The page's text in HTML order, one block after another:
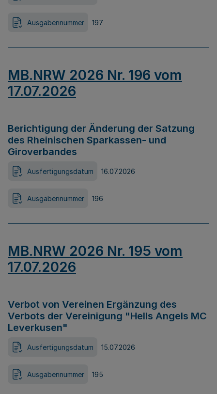
Ausgabennummer 197
MB.NRW 2026 Nr. 196 vom
17.07.2026
Berichtigung der Änderung der Satzung
des Rheinischen Sparkassen- und
Giroverbandes
Ausfertigungsdatum 16.07.2026
Ausgabennummer 196
MB.NRW 2026 Nr. 195 vom
17.07.2026
Verbot von Vereinen Ergänzung des
Verbots der Vereinigung "Hells Angels MC
Leverkusen"
Ausfertigungsdatum 15.07.2026
Ausgabennummer 195